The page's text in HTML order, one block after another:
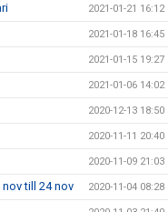
2021-01-21 16:12
2021-01-18 16:45
2021-01-15 19:27
2021-01-06 14:02
2020-12-13 18:50
2020-11-11 20:40
2020-11-09 21:03
till 24 nov 2020-11-04 08:28